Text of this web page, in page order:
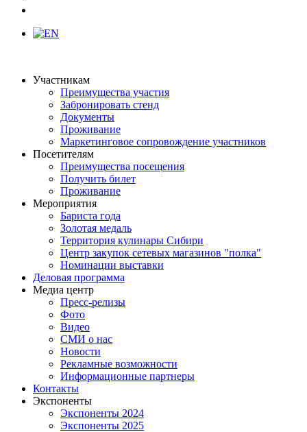
Участникам
Преимущества участия
Забронировать стенд
Документы
Проживание
Маркетинговое сопровождение участников
Посетителям
Преимущества посещения
Получить билет
Проживание
Мероприятия
Бариста года
Золотая медаль
Территория кулинары Сибири
Центр закупок сетевых магазинов "полка"
Номинации выставки
Деловая программа
Медиа центр
Пресс-релизы
Фото
Видео
СМИ о нас
Новости
Рекламные возможности
Информационные партнеры
Контакты
Экспоненты
Экспоненты 2024
Экспоненты 2025